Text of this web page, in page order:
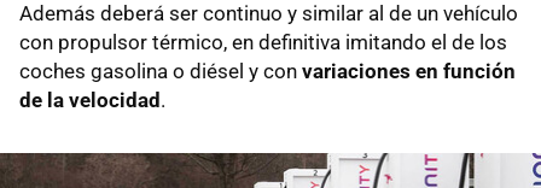
Además deberá ser continuo y similar al de un vehículo
con propulsor térmico, en definitiva imitando el de los
coches gasolina o diésel y con variaciones en función
de la velocidad .